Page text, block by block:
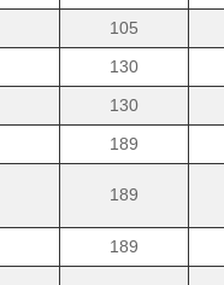
105
130
130
189
189
189